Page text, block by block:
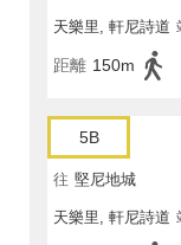
天樂里, 軒尼詩道
距離 150m
5B
往 堅尼地城
天樂里, 軒尼詩道